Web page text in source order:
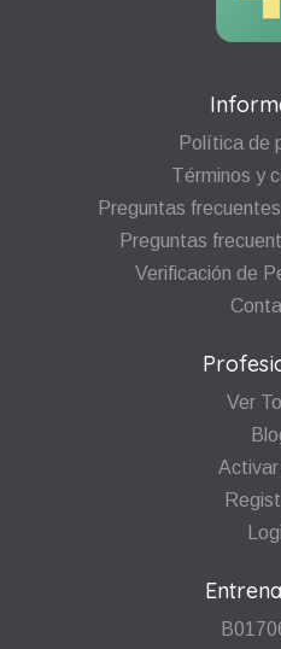
Política de
Términos y
Preguntas
Preguntas
Verificación de
Ver